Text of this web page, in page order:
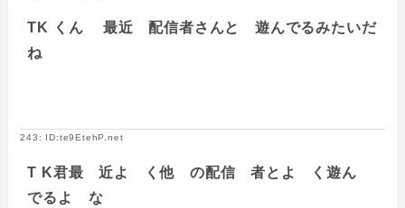
TK くん 最近 配信者さんと 遊んでるみたいだ
ね
243: ID:te9EtehP.net
T K君最 近よ く他 の配信 者とよ く遊ん
でるよ な